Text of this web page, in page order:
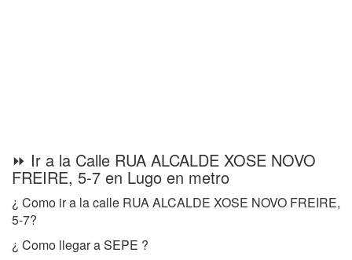
⏩ Ir a la Calle RUA ALCALDE XOSE NOVO
FREIRE, 5-7 en Lugo en metro
¿ Como ir a la calle RUA ALCALDE XOSE NOVO FREIRE,
5-7?
¿ Como llegar a SEPE ?